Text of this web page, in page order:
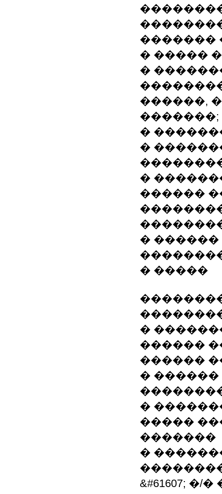
�������
� �����
�
������,
�������;
�
�
�
������
�
� �����
�
������
������
�
�
�����
�������
�
&#61607;